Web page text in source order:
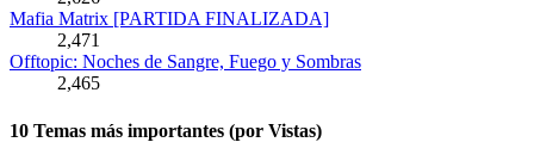
Mafia Matrix [PARTIDA FINALIZADA]
2,471
Offtopic: Noches de Sangre, Fuego y Sombras
2,465
10 Temas más importantes (por Vistas)